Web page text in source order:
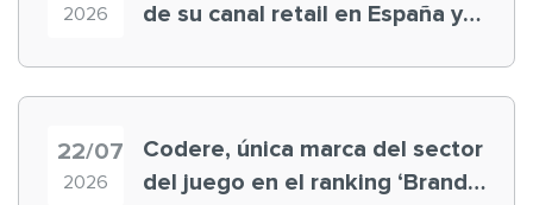
2026
de su canal retail en España y
22/07
2026
Codere, única marca del sector
del juego en el ranking ‘Brand